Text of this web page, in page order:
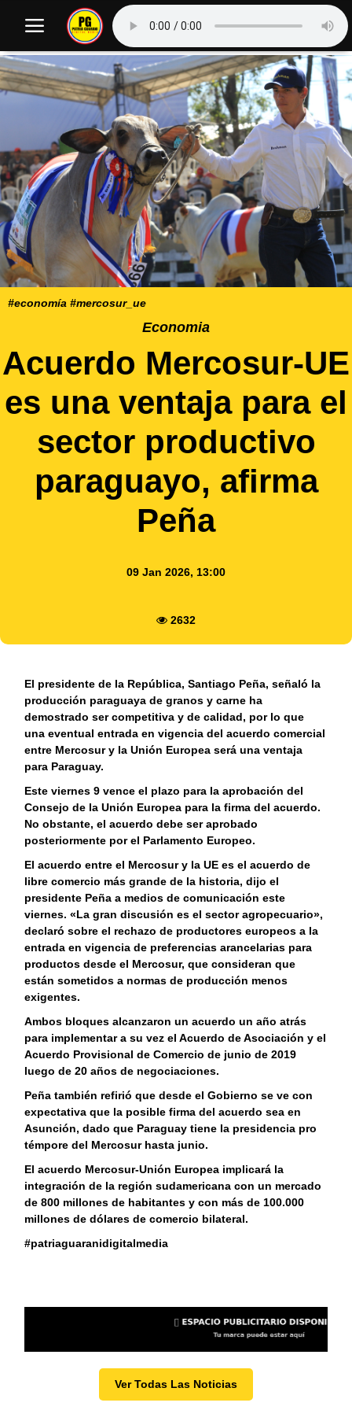
#economía #mercosur_ue
Economia
Acuerdo Mercosur-UE
es una ventaja para el
sector productivo
paraguayo, afirma
Peña
09 Jan 2026, 13:00
2632
El presidente de la República, Santiago Peña, señaló la
producción paraguaya de granos y carne ha
demostrado ser competitiva y de calidad, por lo que
una eventual entrada en vigencia del acuerdo comercial
entre Mercosur y la Unión Europea será una ventaja
para Paraguay.
Este viernes 9 vence el plazo para la aprobación del
Consejo de la Unión Europea para la firma del acuerdo.
No obstante, el acuerdo debe ser aprobado
posteriormente por el Parlamento Europeo.
El acuerdo entre el Mercosur y la UE es el acuerdo de
libre comercio más grande de la historia, dijo el
presidente Peña a medios de comunicación este
viernes. «La gran discusión es el sector agropecuario»,
declaró sobre el rechazo de productores europeos a la
entrada en vigencia de preferencias arancelarias para
productos desde el Mercosur, que consideran que
están sometidos a normas de producción menos
exigentes.
Ambos bloques alcanzaron un acuerdo un año atrás
para implementar a su vez el Acuerdo de Asociación y el
Acuerdo Provisional de Comercio de junio de 2019
luego de 20 años de negociaciones.
Peña también refirió que desde el Gobierno se ve con
expectativa que la posible firma del acuerdo sea en
Asunción, dado que Paraguay tiene la presidencia pro
témpore del Mercosur hasta junio.
El acuerdo Mercosur-Unión Europea implicará la
integración de la región sudamericana con un mercado
de 800 millones de habitantes y con más de 100.000
millones de dólares de comercio bilateral.
#patriaguaranidigitalmedia
Ver Todas Las Noticias